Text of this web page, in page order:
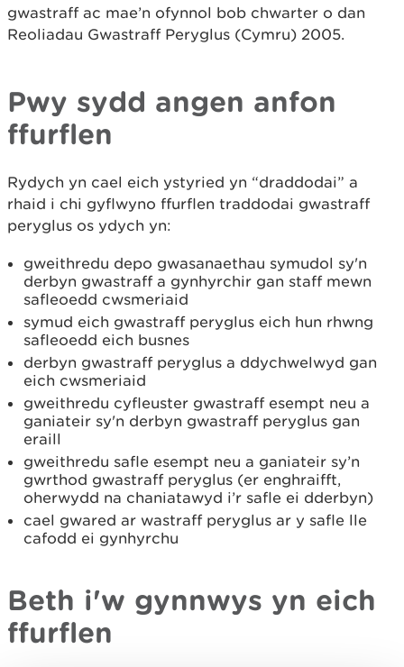
gwastraff ac mae’n ofynnol bob chwarter o dan
Reoliadau Gwastraff Peryglus (Cymru) 2005.
Pwy sydd angen anfon
ffurflen
Rydych yn cael eich ystyried yn “draddodai” a
rhaid i chi gyflwyno ffurflen traddodai gwastraff
peryglus os ydych yn:
gweithredu depo gwasanaethau symudol sy'n
derbyn gwastraff a gynhyrchir gan staff mewn
safleoedd cwsmeriaid
symud eich gwastraff peryglus eich hun rhwng
safleoedd eich busnes
derbyn gwastraff peryglus a ddychwelwyd gan
eich cwsmeriaid
gweithredu cyfleuster gwastraff esempt neu a
ganiateir sy'n derbyn gwastraff peryglus gan
eraill
gweithredu safle esempt neu a ganiateir sy’n
gwrthod gwastraff peryglus (er enghraifft,
oherwydd na chaniatawyd i’r safle ei dderbyn)
cael gwared ar wastraff peryglus ar y safle lle
cafodd ei gynhyrchu
Beth i'w gynnwys yn eich
ffurflen